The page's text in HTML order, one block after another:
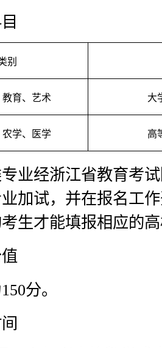
别
育、艺术 大
学、医学 高
业经浙江省教育考
加试，并在报名工
生才能填报相应的
分。